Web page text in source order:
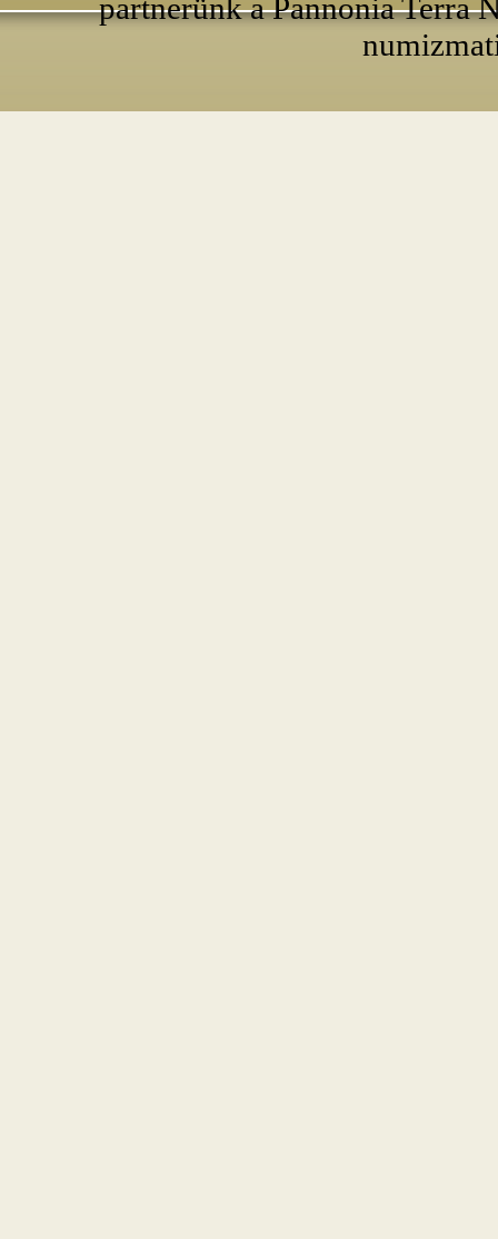
partnerünk a Pannonia Terra